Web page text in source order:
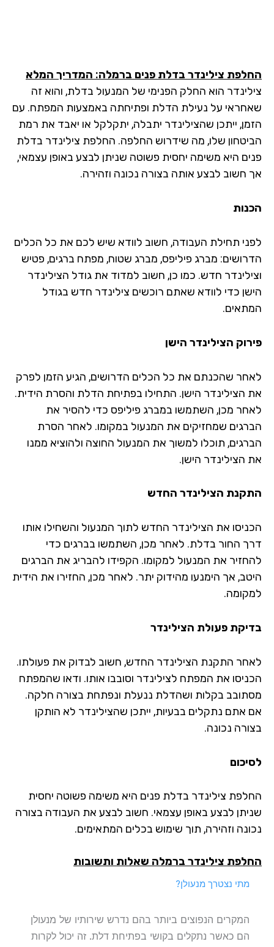
החלפת צילינדר בדלת פנים ברמלה: המדריך המלא
צילינדר הוא החלק הפנימי של המנעול בדלת, והוא זה
שאחראי על נעילת הדלת ופתיחתה באמצעות המפתח. עם
הזמן, ייתכן שהצילינדר יתבלה, יתקלקל או יאבד את רמת
הביטחון שלו, מה שידרוש החלפה. החלפת צילינדר בדלת
פנים היא משימה יחסית פשוטה שניתן לבצע באופן עצמאי,
אך חשוב לבצע אותה בצורה נכונה וזהירה.
הכנות
לפני תחילת העבודה, חשוב לוודא שיש לכם את כל הכלים
הדרושים: מברג פיליפס, מברג שטוח, מפתח ברגים, פטיש
וצילינדר חדש. כמו כן, חשוב למדוד את גודל הצילינדר
הישן כדי לוודא שאתם רוכשים צילינדר חדש בגודל
המתאים.
פירוק הצילינדר הישן
לאחר שהכנתם את כל הכלים הדרושים, הגיע הזמן לפרק
את הצילינדר הישן. התחילו בפתיחת הדלת והסרת הידית.
לאחר מכן, השתמשו במברג פיליפס כדי להסיר את
הברגים שמחזיקים את המנעול במקומו. לאחר הסרת
הברגים, תוכלו למשוך את המנעול החוצה ולהוציא ממנו
את הצילינדר הישן.
התקנת הצילינדר החדש
הכניסו את הצילינדר החדש לתוך המנעול והשחילו אותו
דרך החור בדלת. לאחר מכן, השתמשו בברגים כדי
להחזיר את המנעול למקומו. הקפידו להבריג את הברגים
היטב, אך הימנעו מהידוק יתר. לאחר מכן, החזירו את הידית
למקומה.
בדיקת פעולת הצילינדר
לאחר התקנת הצילינדר החדש, חשוב לבדוק את פעולתו.
הכניסו את המפתח לצילינדר וסובבו אותו. ודאו שהמפתח
מסתובב בקלות ושהדלת ננעלת ונפתחת בצורה חלקה.
אם אתם נתקלים בבעיות, ייתכן שהצילינדר לא הותקן
בצורה נכונה.
לסיכום
החלפת צילינדר בדלת פנים היא משימה פשוטה יחסית
שניתן לבצע באופן עצמאי. חשוב לבצע את העבודה בצורה
נכונה וזהירה, תוך שימוש בכלים המתאימים.
החלפת צילינדר ברמלה שאלות ותשובות
מתי נצטרך מנעולן?
המקרים הנפוצים ביותר בהם נדרש שירותיו של מנעולן
הם כאשר נתקלים בקושי בפתיחת דלת. זה יכול לקרות